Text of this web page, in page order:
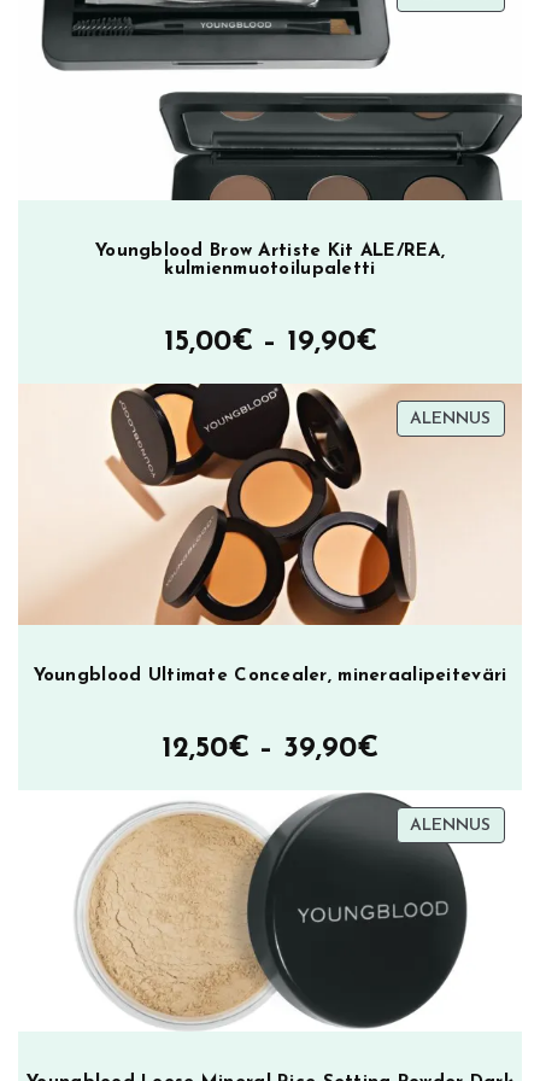
23,90€.9,90€.
Youngblood Brow Artiste Kit ALE/REA,
kulmienmuotoilupaletti
15,00€ – 19,90€
15,00€
ALENNUS
Youngblood Ultimate Concealer, mineraalipeiteväri
12,50€ – 39,90€
12,50€
39,90€
ALENNUS